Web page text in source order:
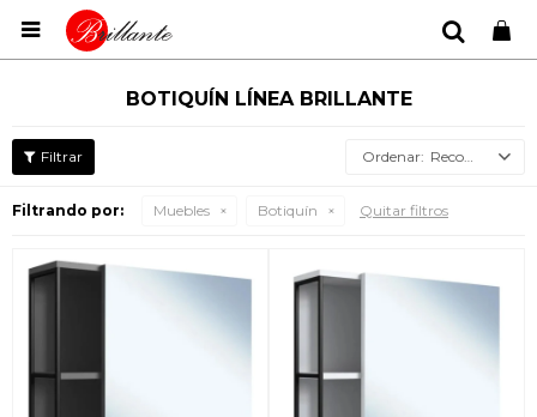

BOTIQUÍN LÍNEA BRILLANTE
Recomendados
Filtrando por: Muebles Botiquín Quitar filtros